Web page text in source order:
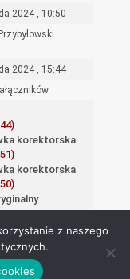
2024 , 10:50
2024 , 15:44
korektorska
korektorska
Publicznej 2026
z naszego